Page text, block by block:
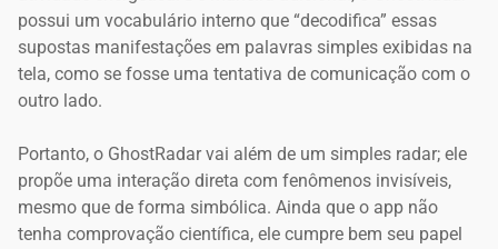
possui um vocabulário interno que “decodifica” essas
supostas manifestações em palavras simples exibidas na
tela, como se fosse uma tentativa de comunicação com o
outro lado.
Portanto, o GhostRadar vai além de um simples radar; ele
propõe uma interação direta com fenômenos invisíveis,
mesmo que de forma simbólica. Ainda que o app não
tenha comprovação científica, ele cumpre bem seu papel